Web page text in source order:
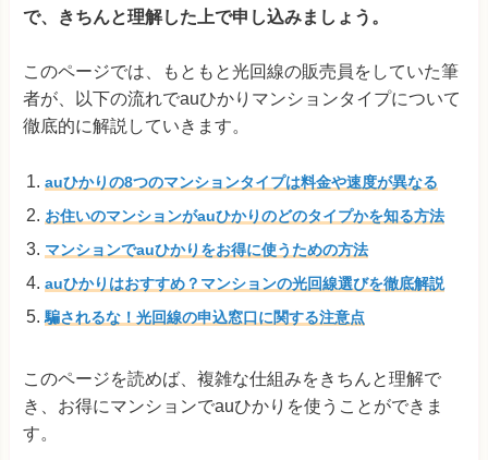
で、きちんと理解した上で申し込みましょう。
このページでは、もともと光回線の販売員をしていた筆
者が、以下の流れでauひかりマンションタイプについて
徹底的に解説していきます。
auひかりの8つのマンションタイプは料金や速度が異なる
お住いのマンションがauひかりのどのタイプかを知る方法
マンションでauひかりをお得に使うための方法
auひかりはおすすめ？マンションの光回線選びを徹底解説
騙されるな！光回線の申込窓口に関する注意点
このページを読めば、複雑な仕組みをきちんと理解で
き、お得にマンションでauひかりを使うことができま
す。